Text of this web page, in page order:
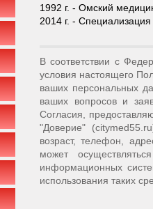
1992 г. - Омский
2014 г. - Специализация
В соответствии с
условия настоящего
ваших персональных
ваших вопросов и
Согласия,
"Доверие"
возраст, телефон,
может
информационных
использования таких